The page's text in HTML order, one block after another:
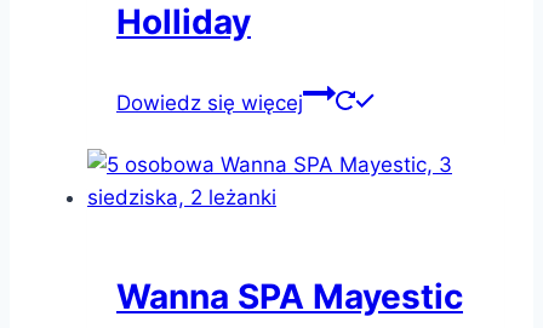
Holliday
Dowiedz się więcej
Wanna SPA Mayestic